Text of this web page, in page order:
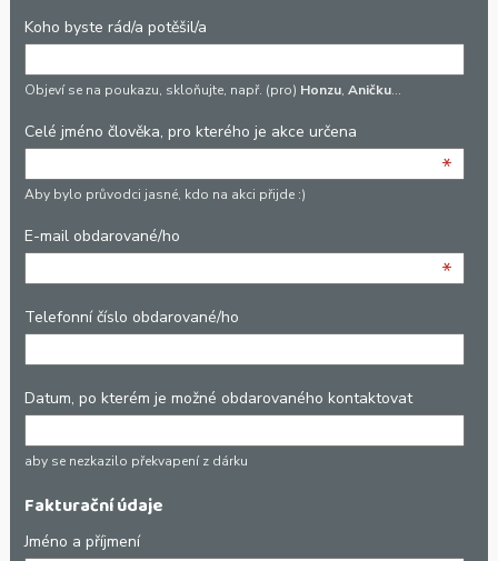
Koho byste rád/a potěšil/a
Objeví se na poukazu, skloňujte, např. (pro) Honzu, Aničku…
Celé jméno člověka, pro kterého je akce určena
*
Aby bylo průvodci jasné, kdo na akci přijde :)
E-mail obdarované/ho
*
Telefonní číslo obdarované/ho
Datum, po kterém je možné obdarovaného kontaktovat
aby se nezkazilo překvapení z dárku
Fakturační údaje
Jméno a příjmení